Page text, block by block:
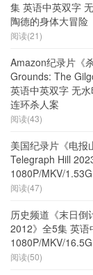
集 英语中英双字
陶德的身体大冒险
阅读(21)
Amazon纪录片《
Grounds: The
英语中英双字 无
连环杀人案
阅读(43)
美国纪录片《电
Telegraph Hill
1080P/MKV/
阅读(47)
历史频道《末日
2012》全5集 英语
1080P/MKV/
阅读(50)